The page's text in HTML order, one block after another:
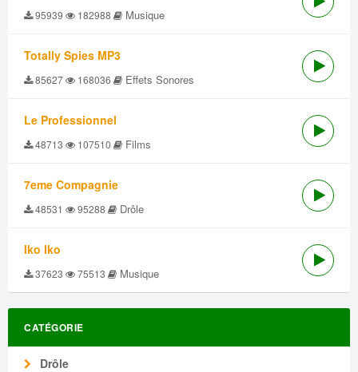
95939 182988 Musique
Totally Spies MP3
85627 168036 Effets Sonores
Le Professionnel
48713 107510 Films
7eme Compagnie
48531 95288 Drôle
Iko Iko
37623 75513 Musique
CATÉGORIE
Drôle